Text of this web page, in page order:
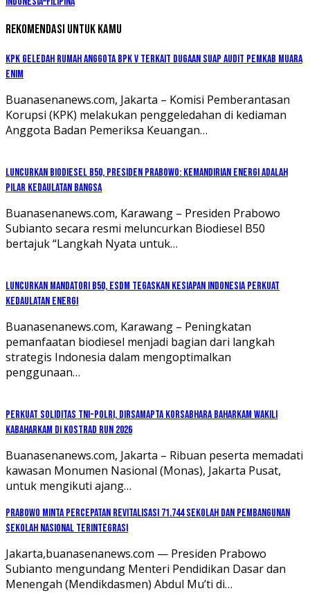
Rekomendasi untuk kamu
KPK Geledah Rumah Anggota BPK V Terkait Dugaan Suap Audit Pemkab Muara
Enim
Buanasenanews.com, Jakarta – Komisi Pemberantasan
Korupsi (KPK) melakukan penggeledahan di kediaman
Anggota Badan Pemeriksa Keuangan…
Luncurkan Biodiesel B50, Presiden Prabowo: Kemandirian Energi adalah
Pilar Kedaulatan Bangsa
Buanasenanews.com, Karawang – Presiden Prabowo
Subianto secara resmi meluncurkan Biodiesel B50
bertajuk “Langkah Nyata untuk…
Luncurkan Mandatori B50, ESDM Tegaskan Kesiapan Indonesia Perkuat
Kedaulatan Energi
Buanasenanews.com, Karawang – Peningkatan
pemanfaatan biodiesel menjadi bagian dari langkah
strategis Indonesia dalam mengoptimalkan
penggunaan…
Perkuat Soliditas TNI-Polri, Dirsamapta Korsabhara Baharkam Wakili
Kabaharkam di Kostrad Run 2026
Buanasenanews.com, Jakarta – Ribuan peserta memadati
kawasan Monumen Nasional (Monas), Jakarta Pusat,
untuk mengikuti ajang…
Prabowo Minta Percepatan Revitalisasi 71.744 Sekolah dan Pembangunan
Sekolah Nasional Terintegrasi
Jakarta,buanasenanews.com — Presiden Prabowo
Subianto mengundang Menteri Pendidikan Dasar dan
Menengah (Mendikdasmen) Abdul Mu’ti di…